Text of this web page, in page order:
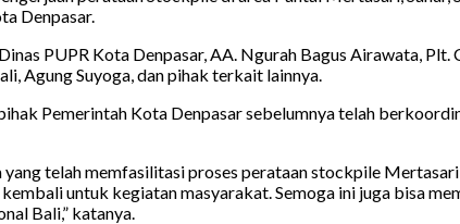
Denpasar.
PUPR Kota Denpasar, AA. Ngurah Bagus Airawata,
Agung Suyoga, dan pihak terkait lainnya.
Pemerintah Kota Denpasar sebelumnya telah
telah memfasilitasi proses perataan stockpile
untuk kegiatan masyarakat. Semoga ini juga bisa
Bali,” katanya.